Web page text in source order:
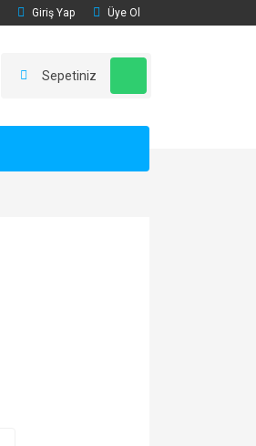
Giriş Yap Üye Ol
Sepetiniz